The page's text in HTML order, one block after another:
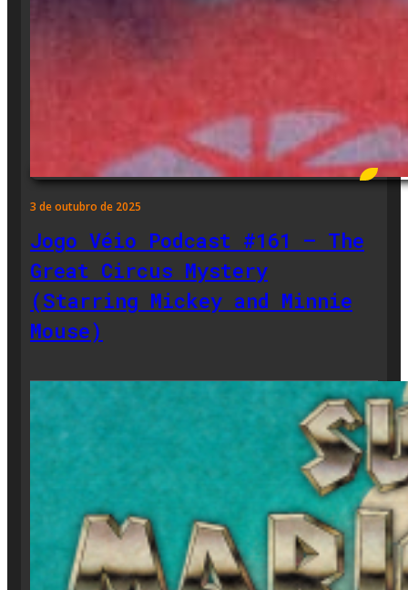
3 de outubro de 2025
Jogo Véio Podcast #161 – The
Great Circus Mystery
(Starring Mickey and Minnie
Mouse)